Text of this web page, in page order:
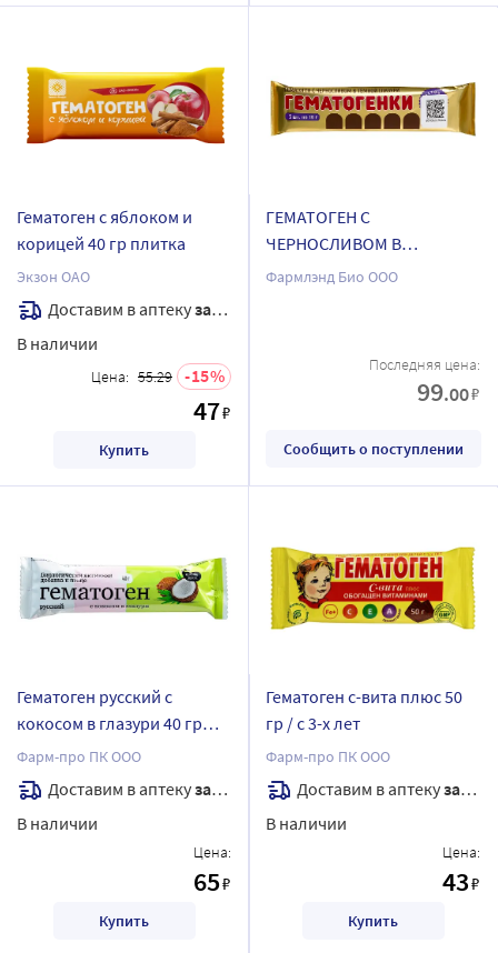
Гематоген с яблоком и
корицей 40 гр плитка
Экзон ОАО
Доставим в аптекузавтра
В наличии
Цена: 55.29 15
47₽
Купить
ГЕМАТОГЕН С
ЧЕРНОСЛИВОМ В
ШОКОЛАДНОЙ ГЛАЗУРИ
Фармлэнд Био ООО
Последняя цена:
99.00₽
Сообщить о поступлении
Гематоген русский с
кокосом в глазури 40 гр
плитка
Фарм-про ПК ООО
Доставим в аптекузавтра
В наличии
Цена:
65₽
Купить
Гематоген с-вита плюс 50
гр / с 3-х лет
Фарм-про ПК ООО
Доставим в аптекузавтра
В наличии
Цена:
43₽
Купить